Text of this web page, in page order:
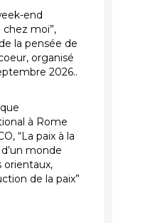
end
chez moi”,
la pensée de
organisé
2026..
à Rome
“La paix à la
monde
orientaux,
de la paix”